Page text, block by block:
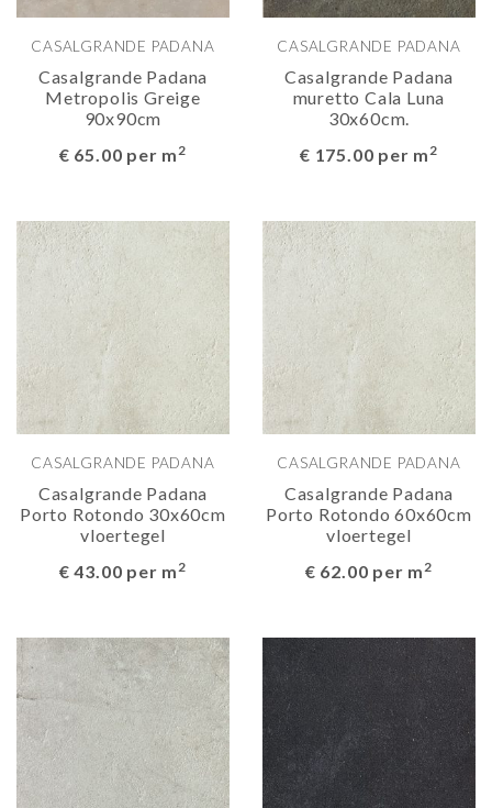
CASALGRANDE PADANA
Casalgrande Padana
Metropolis Greige
90x90cm
€ 65.00 per m2
CASALGRANDE PADANA
Casalgrande Padana
muretto Cala Luna
30x60cm.
€ 175.00 per m2
CASALGRANDE PADANA
Casalgrande Padana
Porto Rotondo 30x60cm
vloertegel
€ 43.00 per m2
CASALGRANDE PADANA
Casalgrande Padana
Porto Rotondo 60x60cm
vloertegel
€ 62.00 per m2